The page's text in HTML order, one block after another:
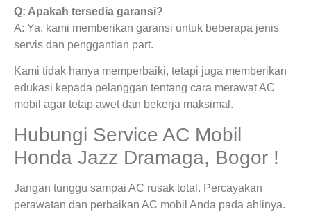
Q: Apakah tersedia garansi?
A: Ya, kami memberikan garansi untuk beberapa jenis
servis dan penggantian part.
Kami tidak hanya memperbaiki, tetapi juga memberikan
edukasi kepada pelanggan tentang cara merawat AC
mobil agar tetap awet dan bekerja maksimal.
Hubungi Service AC Mobil
Honda Jazz Dramaga, Bogor !
Jangan tunggu sampai AC rusak total. Percayakan
perawatan dan perbaikan AC mobil Anda pada ahlinya.